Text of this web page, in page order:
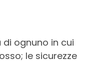
ognuno in cui
le sicurezze